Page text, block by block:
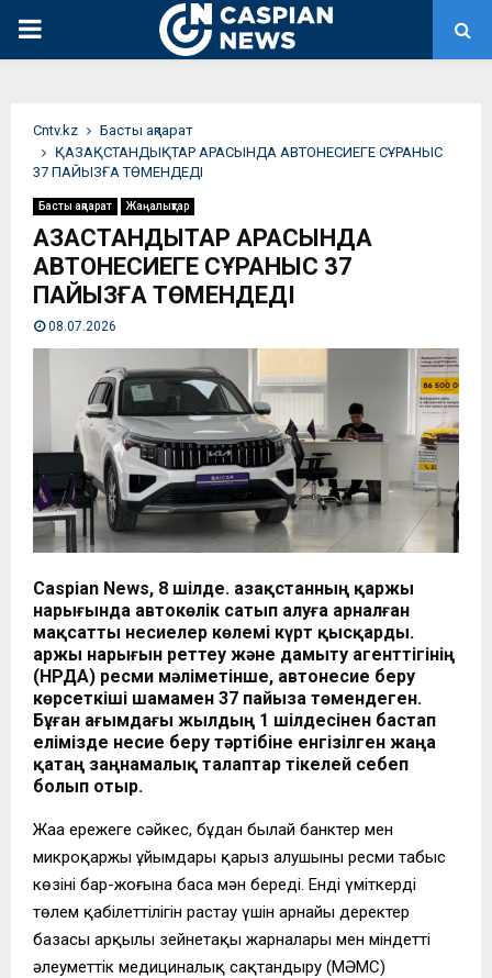
PRIMARY
Сntv.kz
Басты ақпарат
ҚАЗАҚСТАНДЫҚТАР АРАСЫНДА АВТОНЕСИЕГЕ СҰРАНЫС
37 ПАЙЫЗҒА ТӨМЕНДЕДІ
Басты ақпарат Жаңалықтар
ҚАЗАҚСТАНДЫҚТАР АРАСЫНДА
АВТОНЕСИЕГЕ СҰРАНЫС 37
ПАЙЫЗҒА ТӨМЕНДЕДІ
08.07.2026
Caspian News, 8 шілде. Қазақстанның қаржы
нарығында автокөлік сатып алуға арналған
мақсатты несиелер көлемі күрт қысқарды.
Қаржы нарығын реттеу және дамыту агенттігінің
(ҚНРДА) ресми мәліметінше, автонесие беру
көрсеткіші шамамен 37 пайызға төмендеген.
Бұған ағымдағы жылдың 1 шілдесінен бастап
елімізде несие беру тәртібіне енгізілген жаңа
қатаң заңнамалық талаптар тікелей себеп
болып отыр.
Жаңа ережеге сәйкес, бұдан былай банктер мен
микроқаржы ұйымдары қарыз алушының ресми табыс
көзінің бар-жоғына баса мән береді. Енді үміткердің
төлем қабілеттілігін растау үшін арнайы деректер
базасы арқылы зейнетақы жарналары мен міндетті
әлеуметтік медициналық сақтандыру (МӘМС)